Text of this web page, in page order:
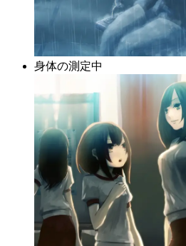
身体の測定中